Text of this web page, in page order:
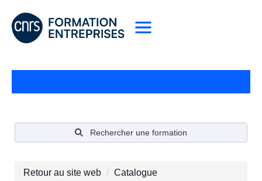
Rechercher une formation
Retour au site web
Catalogue